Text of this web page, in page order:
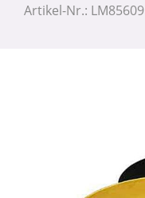
Artikel-Nr.: LM85609